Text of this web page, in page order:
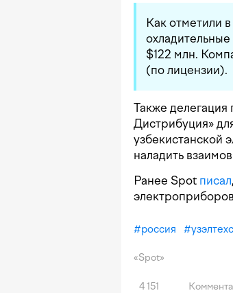
Как отметили
$122 млн.
(по лицензии).
Также делегация
Дистрибуция»
узбекистанской
наладить
Ранее Spot писал
#россия #
«Spot»
4 151